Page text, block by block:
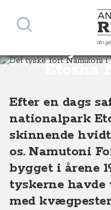
din
Søg
Det
Etosha
Destinationer Afrika
Efter en dags
nationalpark
skinnende
os. Namutoni
bygget i årene
tyskerne
med